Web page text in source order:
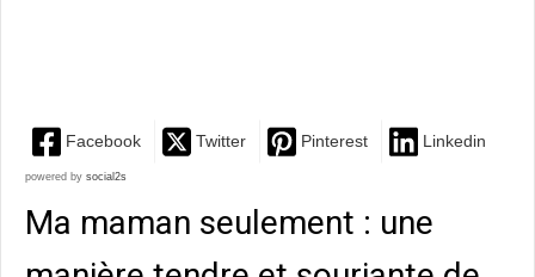
Facebook Twitter Pinterest Linkedin
powered by social2s
Ma maman seulement : une